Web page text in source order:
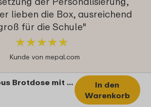
Campus Brotdose mit Bento-Einsatz und Gabel – Hot Wheels
In den
Warenkorb
lieben die Box, ausreichend
für die Schule"
★★★★★
★★★★★
Kunde von mepal.com